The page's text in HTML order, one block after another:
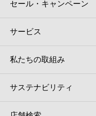
セール・キャンペーン
サービス
私たちの取組み
サステナビリティ